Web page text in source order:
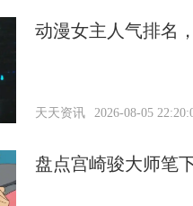
动漫女主人气排名
天天资讯 2026-08-05
盘点宫崎骏大师笔